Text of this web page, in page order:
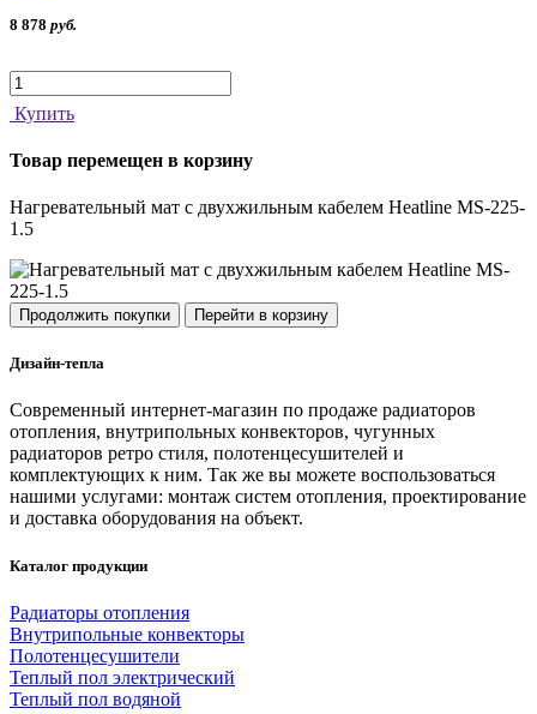
8 878 руб.
Купить
Товар перемещен в корзину
Нагревательный мат с двухжильным кабелем Heatline MS-225-
1.5
Продолжить покупки Перейти в корзину
Дизайн-тепла
Современный интернет-магазин по продаже радиаторов
отопления, внутрипольных конвекторов, чугунных
радиаторов ретро стиля, полотенцесушителей и
комплектующих к ним. Так же вы можете воспользоваться
нашими услугами: монтаж систем отопления, проектирование
и доставка оборудования на объект.
Каталог продукции
Радиаторы отопления
Внутрипольные конвекторы
Полотенцесушители
Теплый пол электрический
Теплый пол водяной